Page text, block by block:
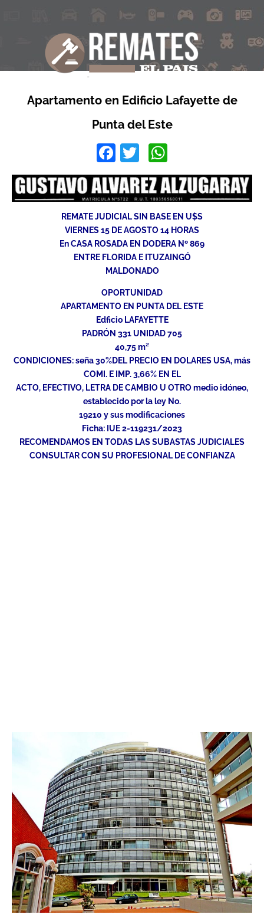
Apartamento en Edificio Lafayette de
Punta del Este
Facebook
Twitter
REMATE JUDICIAL SIN BASE EN U$S
VIERNES 15 DE AGOSTO 14 HORAS
En CASA ROSADA EN DODERA Nº 869
ENTRE FLORIDA E ITUZAINGÓ
MALDONADO
OPORTUNIDAD
APARTAMENTO EN PUNTA DEL ESTE
Edficio LAFAYETTE
PADRÓN 331 UNIDAD 705
40,75 m²
CONDICIONES: seña 30%DEL PRECIO EN DOLARES USA, más
COMI. E IMP. 3,66% EN EL
ACTO, EFECTIVO, LETRA DE CAMBIO U OTRO medio idóneo,
establecido por la ley No.
19210 y sus modificaciones
Ficha: IUE 2-119231/2023
RECOMENDAMOS EN TODAS LAS SUBASTAS JUDICIALES
CONSULTAR CON SU PROFESIONAL DE CONFIANZA